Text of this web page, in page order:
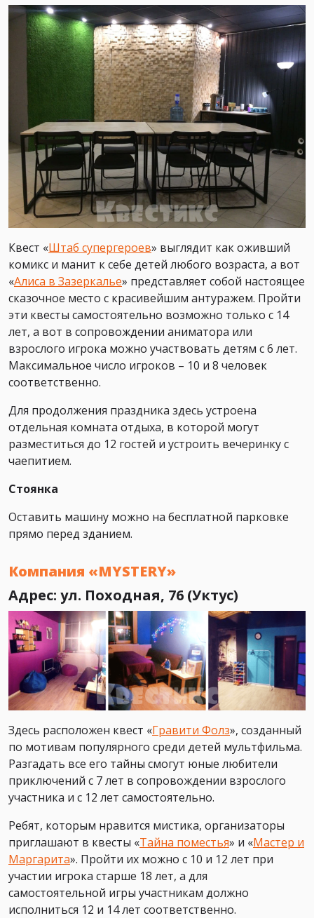
Квест «Штаб супергероев» выглядит как оживший
комикс и манит к себе детей любого возраста, а вот
«Алиса в Зазеркалье» представляет собой настоящее
сказочное место с красивейшим антуражем. Пройти
эти квесты самостоятельно возможно только с 14
лет, а вот в сопровождении аниматора или
взрослого игрока можно участвовать детям с 6 лет.
Максимальное число игроков – 10 и 8 человек
соответственно.
Для продолжения праздника здесь устроена
отдельная комната отдыха, в которой могут
разместиться до 12 гостей и устроить вечеринку с
чаепитием.
Стоянка
Оставить машину можно на бесплатной парковке
прямо перед зданием.
Компания «MYSTERY»
Адрес: ул. Походная, 76 (Уктус)
Здесь расположен квест «Гравити Фолз», созданный
по мотивам популярного среди детей мультфильма.
Разгадать все его тайны смогут юные любители
приключений с 7 лет в сопровождении взрослого
участника и с 12 лет самостоятельно.
Ребят, которым нравится мистика, организаторы
приглашают в квесты «Тайна поместья» и «Мастер и
Маргарита». Пройти их можно с 10 и 12 лет при
участии игрока старше 18 лет, а для
самостоятельной игры участникам должно
исполниться 12 и 14 лет соответственно.